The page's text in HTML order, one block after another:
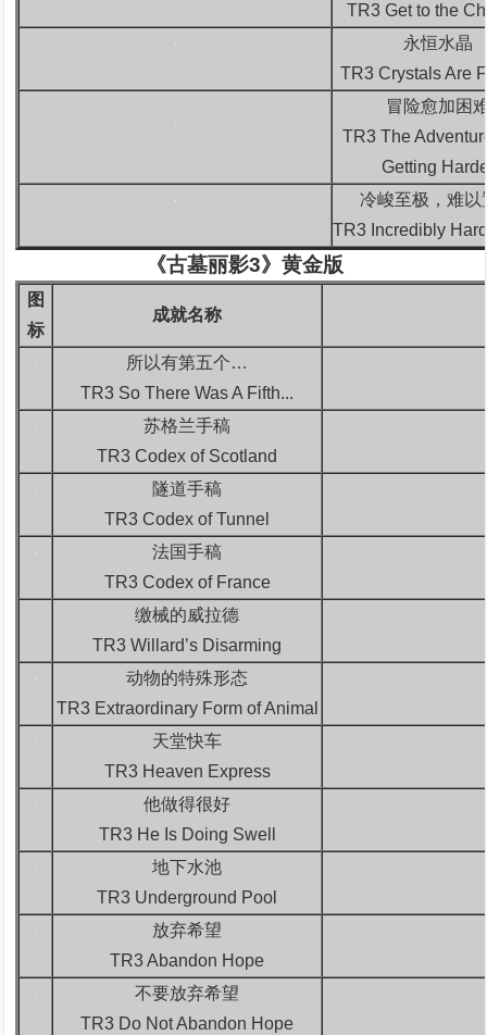
TR3 Get to the
永恒水晶
TR3 Crystals Are
冒险愈加困
TR3 The
Getting
冷峻至极，难以
TR3 Incredibly
《古墓丽影3》黄金版
图
标
成就名称
所以有第五个…
TR3 So There Was A Fifth...
苏格兰手稿
TR3 Codex of Scotland
隧道手稿
TR3 Codex of Tunnel
法国手稿
TR3 Codex of France
缴械的威拉德
TR3 Willard’s Disarming
动物的特殊形态
TR3 Extraordinary Form of Animal
天堂快车
TR3 Heaven Express
他做得很好
TR3 He Is Doing Swell
地下水池
TR3 Underground Pool
放弃希望
TR3 Abandon Hope
不要放弃希望
TR3 Do Not Abandon Hope